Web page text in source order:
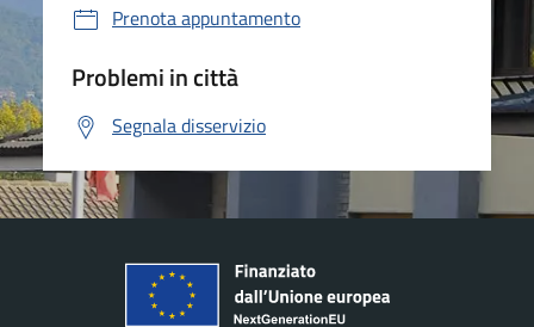
Prenota appuntamento
Problemi in città
Segnala disservizio